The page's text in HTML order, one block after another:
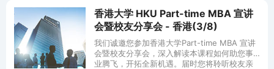
香港大学 HKU Part-time MBA 宣讲
会暨校友分享会 - 香港(3/8)
我们诚邀您参加香港大学Part-time MBA 宣讲
会暨校友分享会，深入解读本课程如何助您事
业腾飞，开拓全新机遇。届时您将聆听校友亲